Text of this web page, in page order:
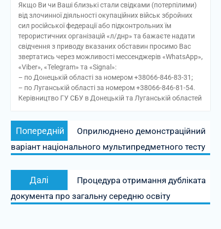
Якщо Ви чи Ваші близькі стали свідками (потерпілими)
від злочинної діяльності окупаційних військ збройних
сил російської федерації або підконтрольних їм
терористичних організацій «л/днр» та бажаєте надати
свідчення з приводу вказаних обставин просимо Вас
звертатись через можливості мессенджерів «WhatsApp»,
«Viber», «Telegram» та «Signal»:
– по Донецькій області за номером +38066-846-83-31;
– по Луганській області за номером +38066-846-81-54.
Керівництво ГУ СБУ в Донецькій та Луганській областей
Навігація
записів
Попередній
запис:
Оприлюднено демонстраційний
варіант національного мультипредметного тесту
Далі
запис:
Процедура отримання дубліката
документа про загальну середню освіту